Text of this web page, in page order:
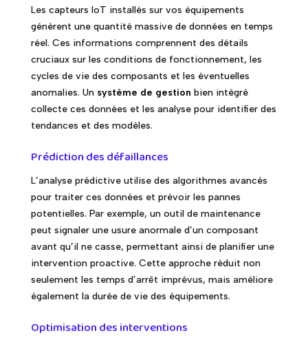
Les capteurs IoT installés sur vos équipements
génèrent une quantité massive de données en temps
réel. Ces informations comprennent des détails
cruciaux sur les conditions de fonctionnement, les
cycles de vie des composants et les éventuelles
anomalies. Un système de gestion bien intégré
collecte ces données et les analyse pour identifier des
tendances et des modèles.
Prédiction des défaillances
L’analyse prédictive utilise des algorithmes avancés
pour traiter ces données et prévoir les pannes
potentielles. Par exemple, un outil de maintenance
peut signaler une usure anormale d’un composant
avant qu’il ne casse, permettant ainsi de planifier une
intervention proactive. Cette approche réduit non
seulement les temps d’arrêt imprévus, mais améliore
également la durée de vie des équipements.
Optimisation des interventions